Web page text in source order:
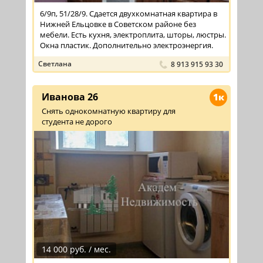
6/9п, 51/28/9. Сдается двухкомнатная квартира в
Нижней Ельцовке в Советском районе без
мебели. Есть кухня, электроплита, шторы, люстры.
Окна пластик. Дополнительно электроэнергия.
Светлана 8 913 915 93 30
1к
Иванова 26
Снять однокомнатную квартиру для
студента не дорого
14 000 руб. / мес.